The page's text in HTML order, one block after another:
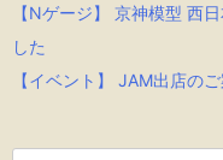
【Nゲージ】 京神模型 西
した
【イベント】 JAM出店の